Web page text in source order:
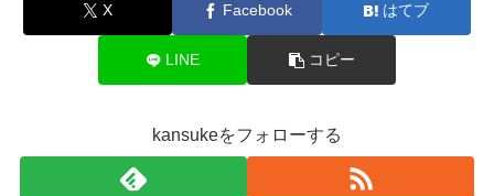
X Facebook はてブ
LINE コピー
kansukeをフォローする